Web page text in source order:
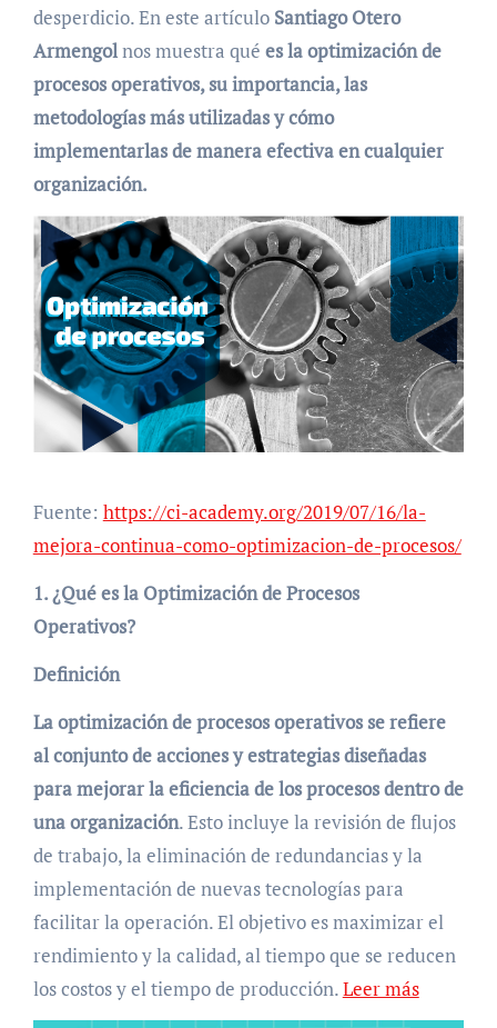
desperdicio. En este artículo Santiago Otero
Armengolnos muestra qué es la optimización de
procesos operativos, su importancia, las
metodologías más utilizadas y cómo
implementarlas de manera efectiva en cualquier
organización.
Fuente: https://ci-academy.org/2019/07/16/la-
mejora-continua-como-optimizacion-de-procesos/
1. ¿Qué es la Optimización de Procesos
Operativos?
Definición
La optimización de procesos operativos se refiere
al conjunto de acciones y estrategias diseñadas
para mejorar la eficiencia de los procesos dentro de
una organización. Esto incluye la revisión de flujos
de trabajo, la eliminación de redundancias y la
implementación de nuevas tecnologías para
facilitar la operación. El objetivo es maximizar el
rendimiento y la calidad, al tiempo que se reducen
los costos y el tiempo de producción.Leer más